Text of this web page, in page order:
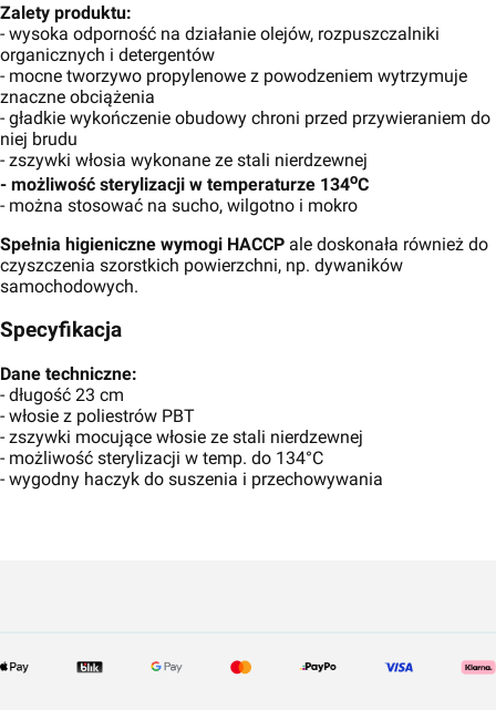
Zalety produktu:
- wysoka odporność na działanie olejów, rozpuszczalniki
organicznych i detergentów
- mocne tworzywo propylenowe z powodzeniem wytrzymuje
znaczne obciążenia
- gładkie wykończenie obudowy chroni przed przywieraniem do
niej brudu
- zszywki włosia wykonane ze stali nierdzewnej
- możliwość sterylizacji w temperaturze 134oC
- można stosować na sucho, wilgotno i mokro
Spełnia higieniczne wymogi HACCP ale doskonała również do
czyszczenia szorstkich powierzchni, np. dywaników
samochodowych.
Specyfikacja
Dane techniczne:
- długość 23 cm
- włosie z poliestrów PBT
- zszywki mocujące włosie ze stali nierdzewnej
- możliwość sterylizacji w temp. do 134°C
- wygodny haczyk do suszenia i przechowywania